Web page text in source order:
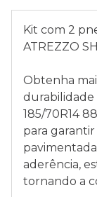
Kit com 2
ATREZZO
Obtenha
durabilidade
185/70R14
para
aderência,
tornando a